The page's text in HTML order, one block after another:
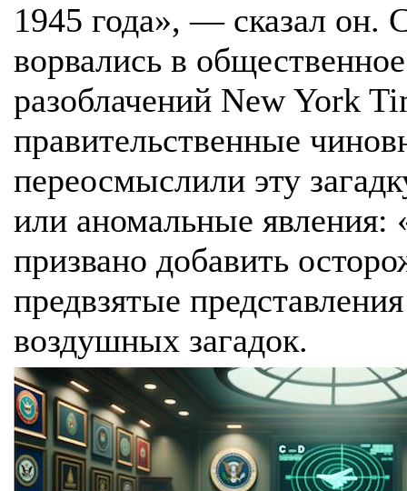
1945 года», — сказал он.
ворвались в
разоблачений New York
правительственные
переосмыслили эту
или аномальные явления:
призвано добавить
предвзятые
воздушных загадок.